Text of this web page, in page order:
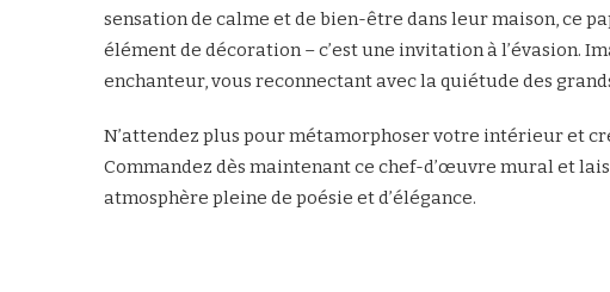
sensation de calme et de bien-être dans leur maison, ce
élément de décoration – c’est une invitation à l’évasion.
enchanteur, vous reconnectant avec la quiétude des
N’attendez plus pour métamorphoser votre intérieur et
Commandez dès maintenant ce chef-d’œuvre mural et
atmosphère pleine de poésie et d’élégance.